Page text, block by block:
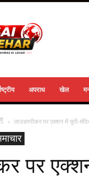
अपराध खेल
लाउडस्‍पीकर पर एक्शन में यूपी-
पर